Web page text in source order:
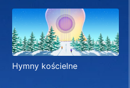
Hymny kościelne